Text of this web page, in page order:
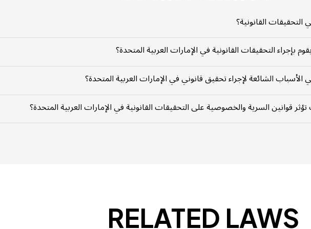
التحقيقات القانونية؟
القانونية تشمل جمع الحقائق والأدلة بشكل منهجي لدعم الإجراءات القانونية أو ضمان الامتثال للمتطلبات القانونية.
بإجراء التحقيقات القانونية في الإمارات العربية المتحدة؟
تجري التحقيقات القانونية من قبل جهات إنفاذ القانون، المحققين الخاصين، الشركات القانونية، والفرق القانونية
الأسباب الشائعة لإجراء تحقيق قانوني في الإمارات العربية المتحدة؟
الشائعة اكتشاف الاحتيال، انتهاك حقوق الملكية الفكرية، الامتثال للمتطلبات التنظيمية، النزاعات العمالية،
قوانين السرية والخصوصية على التحقيقات القانونية في الإمارات العربية المتحدة؟
المحققين الامتثال لقوانين الإمارات المتعلقة بالسرية والخصوصية، مع التأكد من عدم الكشف غير القانوني أو
RELATED LAWS